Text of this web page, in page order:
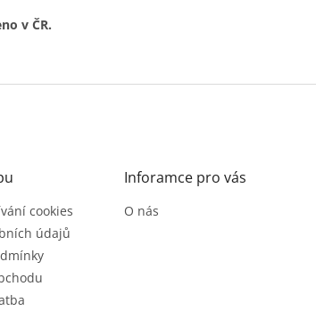
v ČR.
cookies
údajů
Inforamce pro vás
O nás